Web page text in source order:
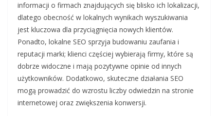
informacji o firmach znajdujących się blisko ich lokalizacji,
dlatego obecność w lokalnych wynikach wyszukiwania
jest kluczowa dla przyciągnięcia nowych klientów.
Ponadto, lokalne SEO sprzyja budowaniu zaufania i
reputacji marki; klienci częściej wybierają firmy, które są
dobrze widoczne i mają pozytywne opinie od innych
użytkowników. Dodatkowo, skuteczne działania SEO
mogą prowadzić do wzrostu liczby odwiedzin na stronie
internetowej oraz zwiększenia konwersji.